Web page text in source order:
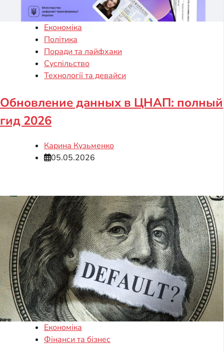
Економіка
Політика
Поради та лайфхаки
Суспільство
Технології та девайси
Обновление данных в ЦНАП: полный
гид 2026
Карина Кузьменко
05.05.2026
Економіка
Фінанси та бізнес